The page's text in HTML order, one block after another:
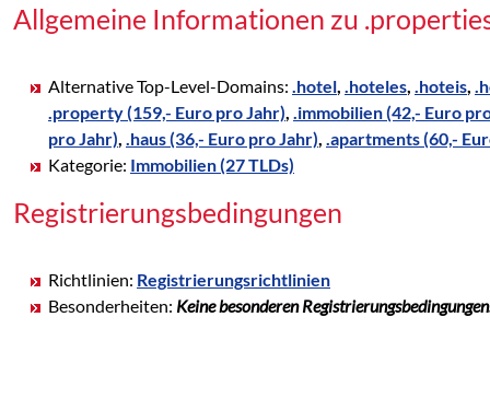
Allgemeine Informationen zu
Alternative Top-Level-Domains: .hotel .hoteles .hoteis
.property (159,- Euro pro Jahr)
.immobilien (42,- Euro
pro Jahr)
.haus (36,- Euro pro Jahr)
.apartments (60,-
Kategorie: Immobilien (27 TLDs)
Registrierungsbedingungen
Richtlinien: Registrierungsrichtlinien
Besonderheiten: Keine besonderen